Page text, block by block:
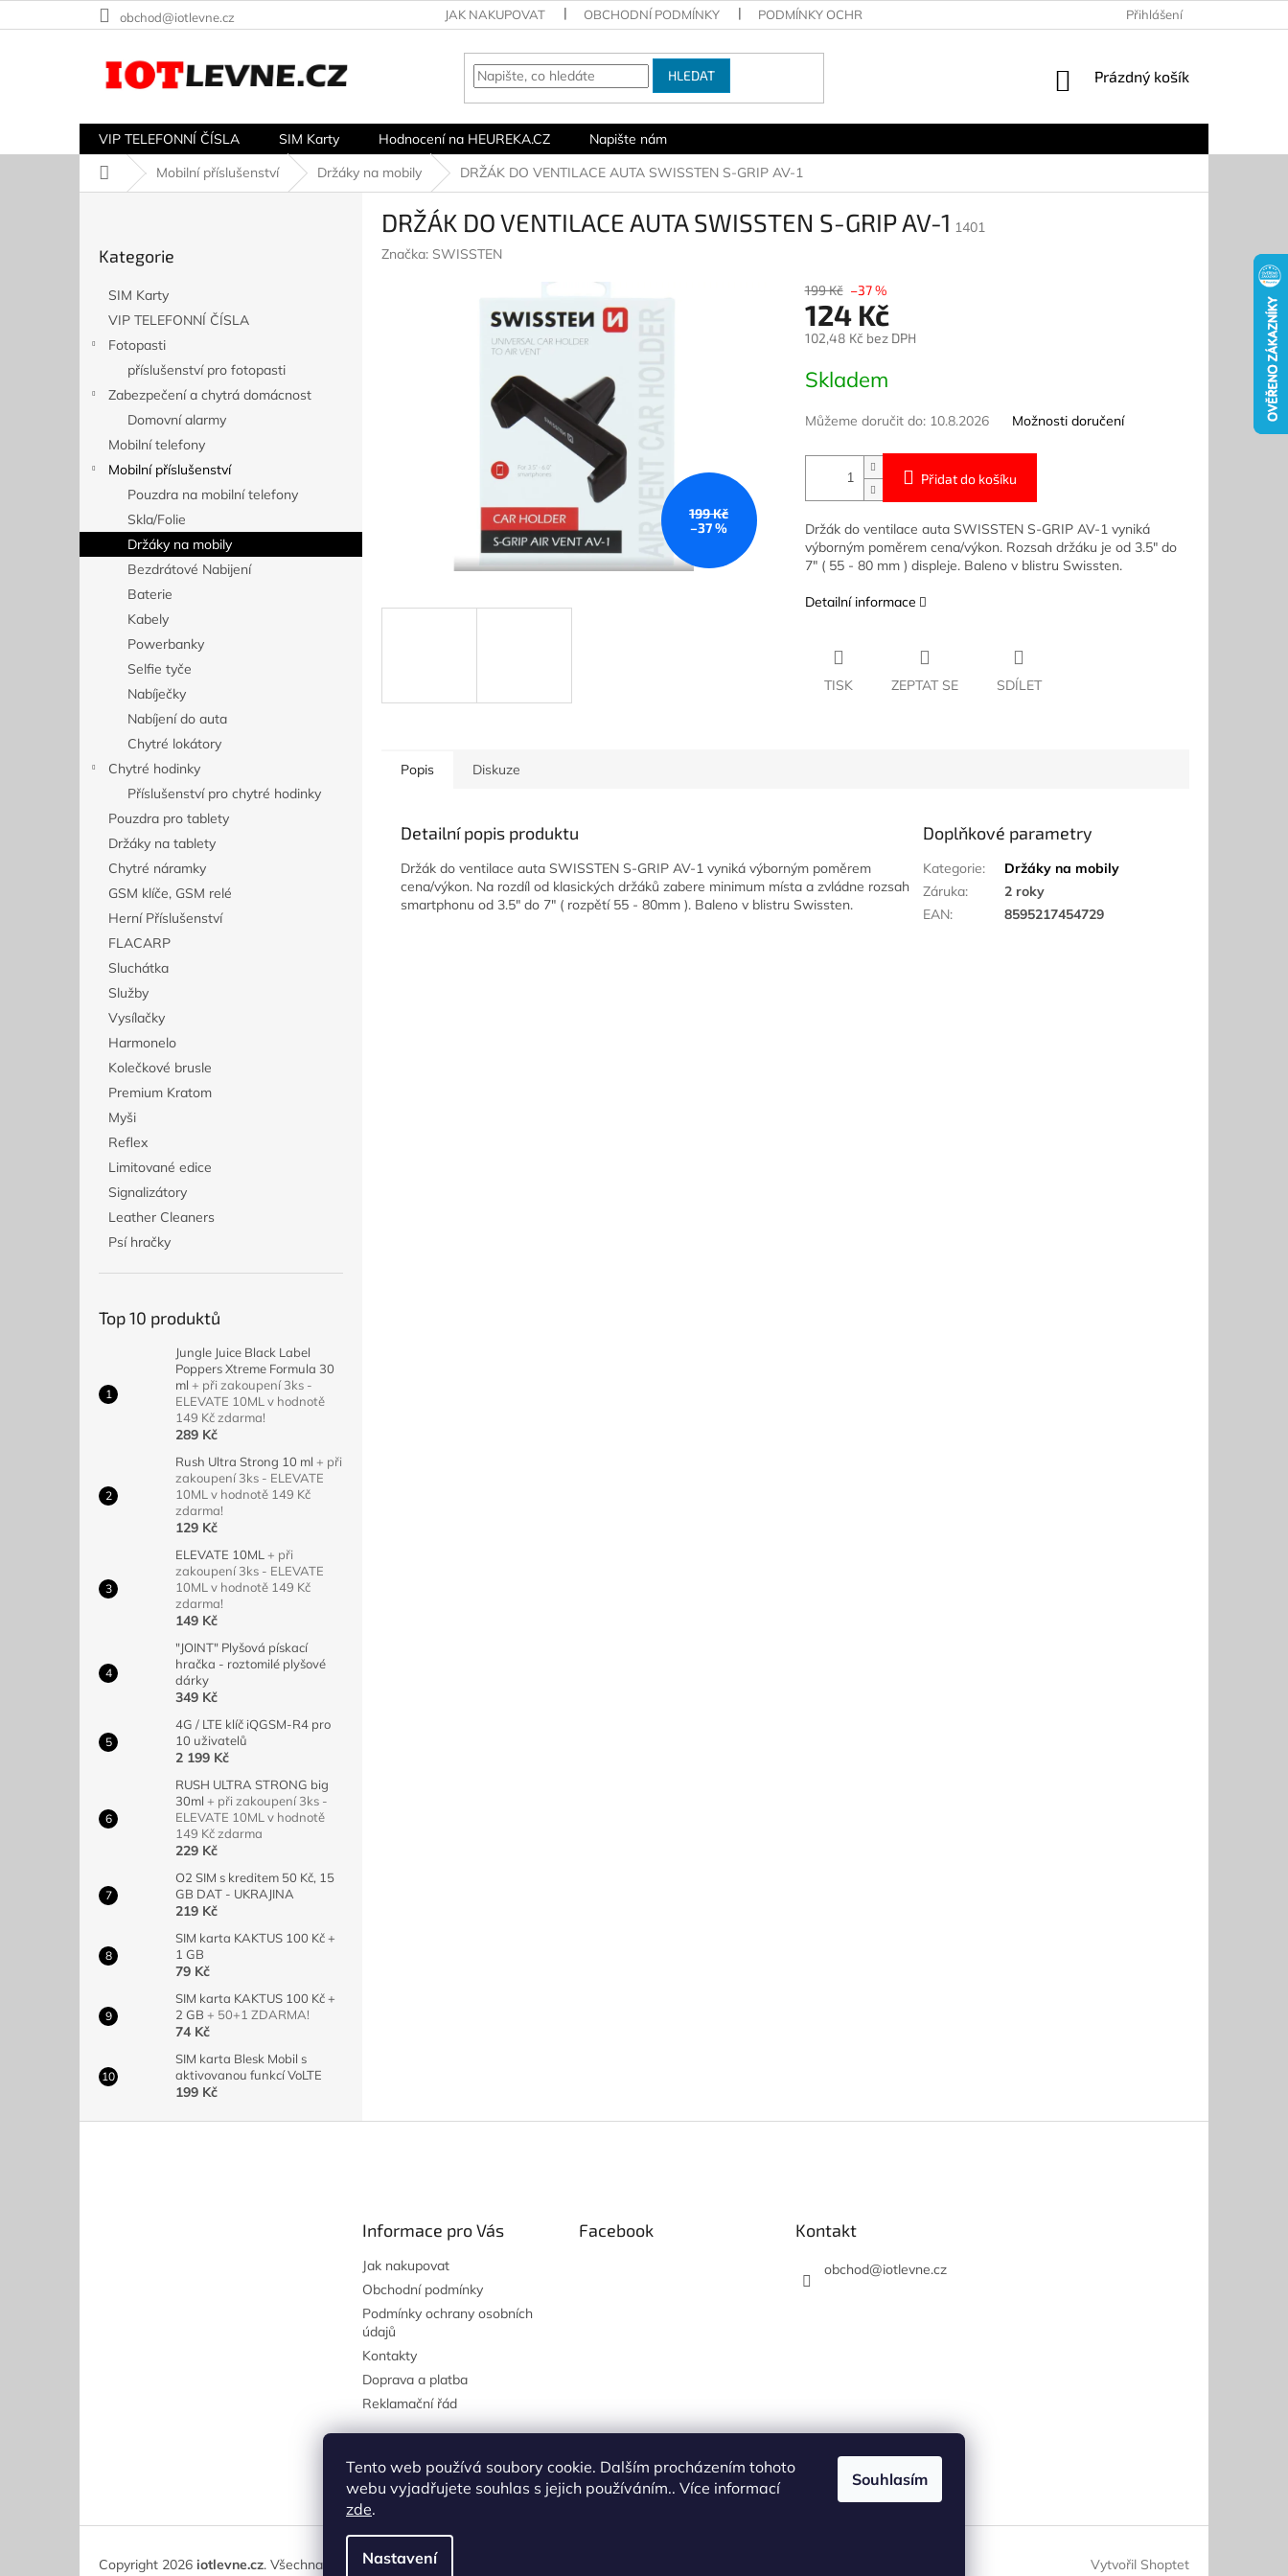
Tento web používá soubory cookie. Dalším procházením tohoto
webu vyjadřujete souhlas s jejich používáním.. Více informací
zde.
Nastavení
Souhlasím
na
obchod@iotlevne.cz JAK NAKUPOVAT OBCHODNÍ PODMÍNKY PODMÍNKY OCHRANY OSOBNÍCH ÚDAJŮ DOPRAVA A PLATBA
Přihlášení
HLEDAT
NÁKUPNÍ
Prázdný košík
VIP TELEFONNÍ ČÍSLA SIM Karty Hodnocení na HEUREKA.CZ
Napište nám
Domů
Mobilní příslušenství Držáky na mobily DRŽÁK DO VENTILACE AUTA SWISSTEN S-GRIP AV-1
kategorie
Kategorie
SIM Karty
VIP TELEFONNÍ ČÍSLA
Fotopasti
příslušenství pro fotopasti
Zabezpečení a chytrá domácnost
Domovní alarmy
Mobilní telefony
Mobilní příslušenství
Pouzdra na mobilní telefony
Skla/Folie
Držáky na mobily
Bezdrátové Nabijení
Baterie
Kabely
Powerbanky
Selfie tyče
Nabíječky
Nabíjení do auta
Chytré lokátory
Chytré hodinky
Příslušenství pro chytré hodinky
Pouzdra pro tablety
Držáky na tablety
Chytré náramky
GSM klíče, GSM relé
Herní Příslušenství
FLACARP
Sluchátka
Služby
Vysílačky
Harmonelo
Kolečkové brusle
Premium Kratom
Myši
Reflex
Limitované edice
Signalizátory
Leather Cleaners
Psí hračky
Top 10 produktů
Jungle Juice Black Label
Poppers Xtreme Formula 30
ml + při zakoupení 3ks -
ELEVATE 10ML v hodnotě
149 Kč zdarma!
289 Kč
Rush Ultra Strong 10 ml + při
zakoupení 3ks - ELEVATE
10ML v hodnotě 149 Kč
zdarma!
129 Kč
ELEVATE 10ML + při
zakoupení 3ks - ELEVATE
10ML v hodnotě 149 Kč
zdarma!
149 Kč
"JOINT" Plyšová pískací
hračka - roztomilé plyšové
dárky
349 Kč
4G / LTE klíč iQGSM-R4 pro
10 uživatelů
2 199 Kč
RUSH ULTRA STRONG big
30ml + při zakoupení 3ks -
ELEVATE 10ML v hodnotě
149 Kč zdarma
229 Kč
O2 SIM s kreditem 50 Kč, 15
GB DAT - UKRAJINA
219 Kč
SIM karta KAKTUS 100 Kč +
1 GB
79 Kč
SIM karta KAKTUS 100 Kč +
2 GB + 50+1 ZDARMA!
74 Kč
SIM karta Blesk Mobil s
aktivovanou funkcí VoLTE
199 Kč
DRŽÁK DO VENTILACE AUTA SWISSTEN S-GRIP AV-1 1401
Značka: SWISSTEN
199 Kč
–37 %
199 Kč –37 %
124 Kč
102,48 Kč bez DPH
cena:
Skladem
Můžeme doručit do: 10.8.2026 Možnosti doručení
Přidat do košíku
Držák do ventilace auta SWISSTEN S-GRIP AV-1 vyniká
výborným poměrem cena/výkon. Rozsah držáku je od 3.5" do
7" ( 55 - 80 mm ) displeje. Baleno v blistru Swissten.
Detailní informace
TISK ZEPTAT SE SDÍLET
Popis Diskuze
Detailní popis produktu
Držák do ventilace auta SWISSTEN S-GRIP AV-1 vyniká výborným poměrem
cena/výkon. Na rozdíl od klasických držáků zabere minimum místa a zvládne rozsah
smartphonu od 3.5" do 7" ( rozpětí 55 - 80mm ). Baleno v blistru Swissten.
Doplňkové parametry
Kategorie:
Držáky na mobily
Záruka:
2 roky
EAN: 8595217454729
Informace pro Vás
Jak nakupovat
Obchodní podmínky
Podmínky ochrany osobních
údajů
Kontakty
Doprava a platba
Reklamační řád
Facebook Kontakt
obchod@iotlevne.cz
Hodnocení na Heureka.cz
Vytvořil Shoptet
Copyright 2026 iotlevne.cz. Všechna práva vyhrazena.